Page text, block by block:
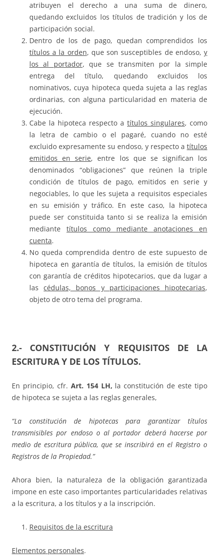
atribuyen el derecho a una suma de dinero,
quedando excluidos los títulos de tradición y los de
participación social.
Dentro de los de pago, quedan comprendidos los
títulos a la orden, que son susceptibles de endoso,y
los al portador, que se transmiten por la simple
entrega del título, quedando excluidos los
nominativos, cuya hipoteca queda sujeta a las reglas
ordinarias, con alguna particularidad en materia de
ejecución.
Cabe la hipoteca respecto a títulos singulares, como
la letra de cambio o el pagaré, cuando no esté
excluido expresamente su endoso, y respecto a títulos
emitidos en serie, entre los que se significan los
denominados “obligaciones” que reúnen la triple
condición de títulos de pago, emitidos en serie y
negociables, lo que les sujeta a requisitos especiales
en su emisión y tráfico. En este caso, la hipoteca
puede ser constituida tanto si se realiza la emisión
mediante títulos como mediante anotaciones en
cuenta.
No queda comprendida dentro de este supuesto de
hipoteca en garantía de títulos, la emisión de títulos
con garantía de créditos hipotecarios, que da lugar a
lascédulas, bonos y participaciones hipotecarias,
objeto de otro tema del programa.
2.- CONSTITUCIÓN Y REQUISITOS DE LA
ESCRITURA Y DE LOS TÍTULOS.
En principio, cfr. Art. 154 LH, la constitución de este tipo
de hipoteca se sujeta a las reglas generales,
“La constitución de hipotecas para garantizar títulos
transmisibles por endoso o al portador deberá hacerse por
medio de escritura pública, que se inscribirá en el Registro o
Registros de la Propiedad.”
Ahora bien, la naturaleza de la obligación garantizada
impone en este caso importantes particularidades relativas
a la escritura, a los títulos y a la inscripción.
Requisitos de la escritura
Elementos personales.